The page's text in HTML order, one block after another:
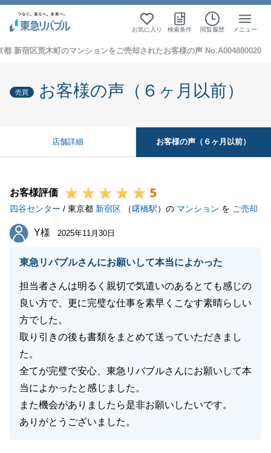
お気に入り 検索条件 閲覧履歴 メニュー
都 新宿区荒木町のマンションをご売却されたお客様の声 No.A004880020
売買 お客様の声（６ヶ月以前）
店舗詳細 お客様の声（６ヶ月以前）
お客様評価 5
四谷センター / 東京都 新宿区 （曙橋駅）の マンション を ご売却
Y様
Y様 2025年11月30日
東急リバブルさんにお願いして本当によかった
担当者さんは明るく親切で気遣いのあるとても感じの
良い方で、更に完璧な仕事を素早くこなす素晴らしい
方でした。
取り引きの後も書類をまとめて送っていただきまし
た。
全てが完璧で安心、東急リバブルさんにお願いして本
当によかったと感じました。
また機会がありましたら是非お願いしたいです。
ありがとうございました。